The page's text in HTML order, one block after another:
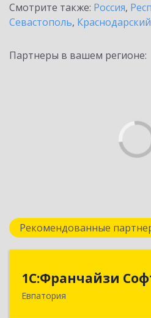
Смотрите также: Россия,
Севастополь,
Партнеры в вашем регионе:
Рекомендованные
1С:Франчайзи
Евпатория
1С:Франчайзи
297407, Крым Респ,